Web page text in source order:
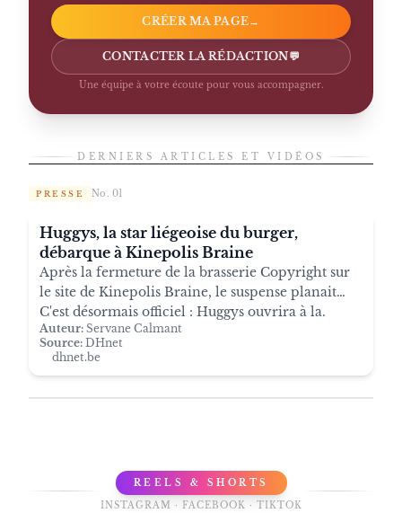
CRÉER MA PAGE→
CONTACTER LA RÉDACTION💬
Une équipe à votre écoute pour vous accompagner.
DERNIERS ARTICLES ET VIDÉOS
PRESSE No. 01
Huggys, la star liégeoise du burger,
débarque à Kinepolis Braine
Après la fermeture de la brasserie Copyright sur
le site de Kinepolis Braine, le suspense planait…
C'est désormais officiel : Huggys ouvrira à la.
Auteur: Servane Calmant
Source: DHnet
dhnet.be
REELS & SHORTS
INSTAGRAM · FACEBOOK · TIKTOK